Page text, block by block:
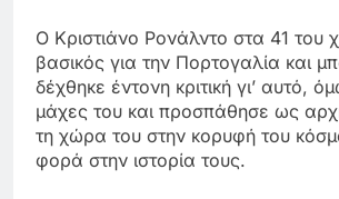
Ο Κριστιάνο Ρονάλντο στα 41 του
βασικός για την Πορτογαλία και
δέχθηκε έντονη κριτική γι’ αυτό,
μάχες του και προσπάθησε ως
τη χώρα του στην κορυφή του
φορά στην ιστορία τους.